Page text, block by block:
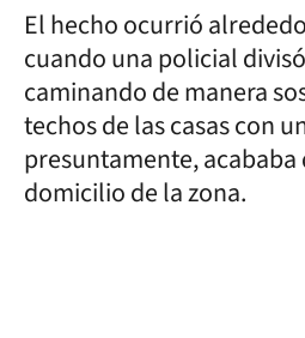
El hecho ocurrió
cuando una policial
caminando de manera
techos de las casas con
presuntamente, acababa
domicilio de la zona.